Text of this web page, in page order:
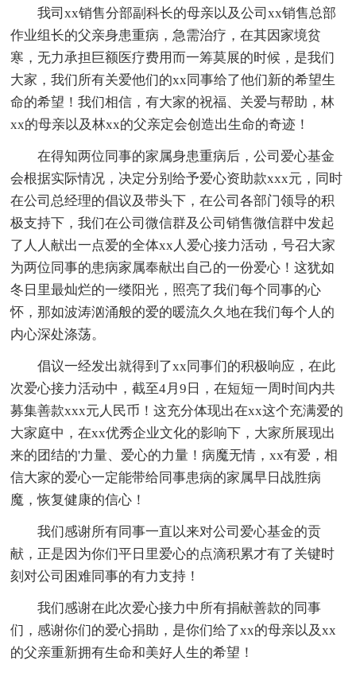
我司xx销售分部副科长的母亲以及公司xx销售总部
作业组长的父亲身患重病，急需治疗，在其因家境贫
寒，无力承担巨额医疗费用而一筹莫展的时候，是我们
大家，我们所有关爱他们的xx同事给了他们新的希望生
命的希望！我们相信，有大家的祝福、关爱与帮助，林
xx的母亲以及林xx的父亲定会创造出生命的奇迹！
在得知两位同事的家属身患重病后，公司爱心基金
会根据实际情况，决定分别给予爱心资助款xxx元，同时
在公司总经理的倡议及带头下，在公司各部门领导的积
极支持下，我们在公司微信群及公司销售微信群中发起
了人人献出一点爱的全体xx人爱心接力活动，号召大家
为两位同事的患病家属奉献出自己的一份爱心！这犹如
冬日里最灿烂的一缕阳光，照亮了我们每个同事的心
怀，那如波涛汹涌般的爱的暖流久久地在我们每个人的
内心深处涤荡。
倡议一经发出就得到了xx同事们的积极响应，在此
次爱心接力活动中，截至4月9日，在短短一周时间内共
募集善款xxx元人民币！这充分体现出在xx这个充满爱的
大家庭中，在xx优秀企业文化的影响下，大家所展现出
来的团结的'力量、爱心的力量！病魔无情，xx有爱，相
信大家的爱心一定能带给同事患病的家属早日战胜病
魔，恢复健康的信心！
我们感谢所有同事一直以来对公司爱心基金的贡
献，正是因为你们平日里爱心的点滴积累才有了关键时
刻对公司困难同事的有力支持！
我们感谢在此次爱心接力中所有捐献善款的同事
们，感谢你们的爱心捐助，是你们给了xx的母亲以及xx
的父亲重新拥有生命和美好人生的希望！